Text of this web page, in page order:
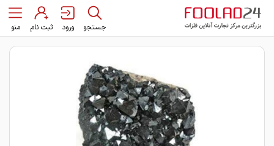
جستجو ورود ثبت نام منو